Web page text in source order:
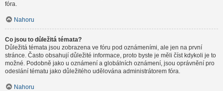
fóra.
Nahoru
Co jsou to důležitá témata?
Důležitá témata jsou zobrazena ve fóru pod oznámeními, ale jen na první
stránce. Často obsahují důležité informace, proto byste je měli číst kdykoli je to
možné. Podobně jako u oznámení a globálních oznámení, jsou oprávnění pro
odeslání tématu jako důležitého udělována administrátorem fóra.
Nahoru